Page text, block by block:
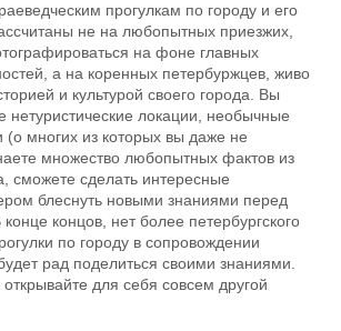
прогулкам по городу и его
не на любопытных приезжих,
на фоне главных
а на коренных петербуржцев, живо
и культурой своего города. Вы
нетуристические локации, необычные
(о многих из которых вы даже не
множество любопытных фактов из
сможете сделать интересные
блеснуть новыми знаниями перед
концов, нет более петербургского
по городу в сопровождении
рад поделиться своими знаниями.
для себя совсем другой